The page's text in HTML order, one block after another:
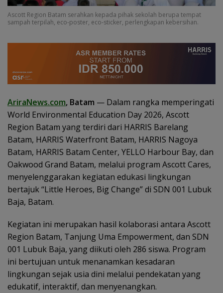
Ascott Region Batam serahkan kepada pihak sekolah berupa tempat
sampah terpilah, eco-poster, eco-sticker, perlengkapan kebersihan.
AriraNews.com, Batam — Dalam rangka memperingati
World Environmental Education Day 2026, Ascott
Region Batam yang terdiri dari HARRIS Barelang
Batam, HARRIS Waterfront Batam, HARRIS Nagoya
Batam, HARRIS Batam Center, YELLO Harbour Bay, dan
Oakwood Grand Batam, melalui program Ascott Cares,
menyelenggarakan kegiatan edukasi lingkungan
bertajuk “Little Heroes, Big Change” di SDN 001 Lubuk
Baja, Batam.
Kegiatan ini merupakan hasil kolaborasi antara Ascott
Region Batam, Tanjung Uma Empowerment, dan SDN
001 Lubuk Baja, yang diikuti oleh 286 siswa. Program
ini bertujuan untuk menanamkan kesadaran
lingkungan sejak usia dini melalui pendekatan yang
edukatif, interaktif, dan menyenangkan.